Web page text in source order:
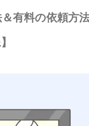
有料の依頼方